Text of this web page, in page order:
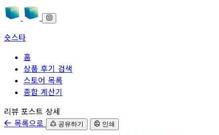
숏스타
홈
상품 후기 검색
스토어 목록
종합 계산기
본문으로 바로가기
리뷰 포스트 상세
목록으로
공유하기 인쇄